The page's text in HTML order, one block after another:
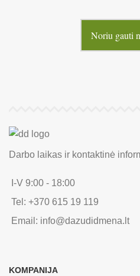
Noriu gauti
Darbo laikas ir kontaktinė
I-V 9:00 - 18:00
Tel: +370 615 19 119
Email: info@dazudidmena.lt
KOMPANIJA